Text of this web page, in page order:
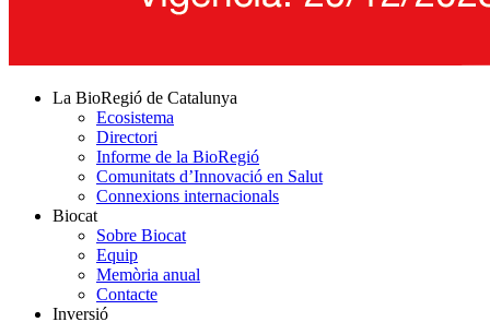
La BioRegió de Catalunya
Ecosistema
Directori
Informe de la BioRegió
Comunitats d’Innovació en Salut
Connexions internacionals
Biocat
Sobre Biocat
Equip
Memòria anual
Contacte
Inversió